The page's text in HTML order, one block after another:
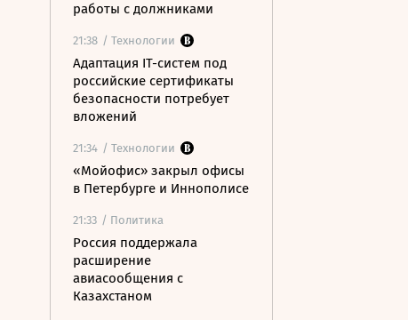
работы с должниками
21:38 / Технологии
Адаптация IT-систем под
российские сертификаты
безопасности потребует
вложений
21:34 / Технологии
«Мойофис» закрыл офисы
в Петербурге и Иннополисе
21:33 / Политика
Россия поддержала
расширение
авиасообщения с
Казахстаном